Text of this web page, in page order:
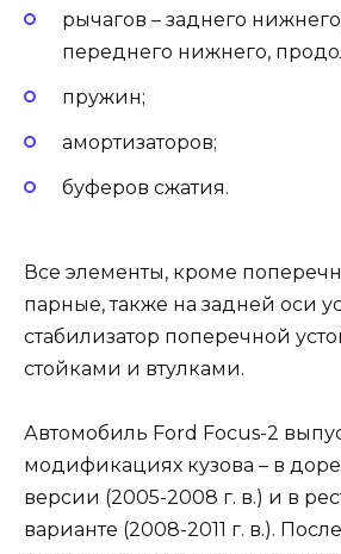
рычагов – заднего
переднего нижнего,
пружин;
амортизаторов;
буферов сжатия.
Все элементы, кроме
парные, также на задней оси
стабилизатор поперечной
стойками и втулками.
Автомобиль Ford Focus-2
модификациях кузова – в
версии (2005-2008 г. в.) и в
варианте (2008-2011 г. в.).